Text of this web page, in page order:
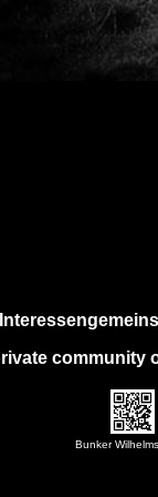
community
Bunker